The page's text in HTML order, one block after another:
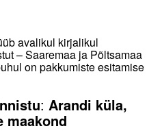
avalikul kirjalikul
– Saaremaa ja Põltsamaa
on pakkumiste esitamise
: Arandi küla,
maakond